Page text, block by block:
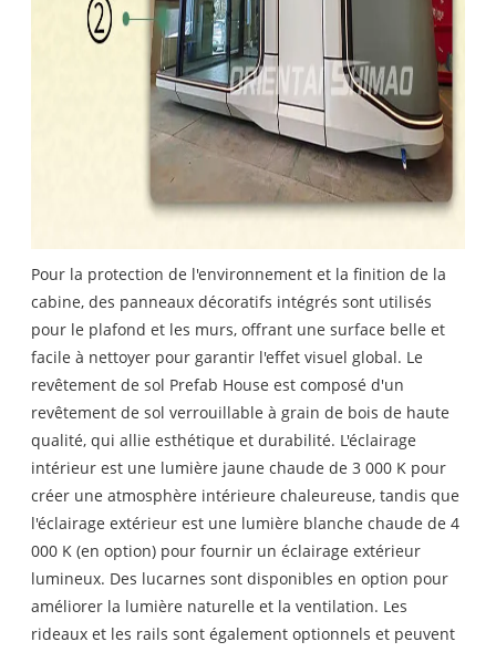
Pour la protection de l'environnement et la finition de la
cabine, des panneaux décoratifs intégrés sont utilisés
pour le plafond et les murs, offrant une surface belle et
facile à nettoyer pour garantir l'effet visuel global. Le
revêtement de sol Prefab House est composé d'un
revêtement de sol verrouillable à grain de bois de haute
qualité, qui allie esthétique et durabilité. L'éclairage
intérieur est une lumière jaune chaude de 3 000 K pour
créer une atmosphère intérieure chaleureuse, tandis que
l'éclairage extérieur est une lumière blanche chaude de 4
000 K (en option) pour fournir un éclairage extérieur
lumineux. Des lucarnes sont disponibles en option pour
améliorer la lumière naturelle et la ventilation. Les
rideaux et les rails sont également optionnels et peuvent